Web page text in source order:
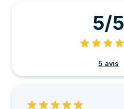
5/5
5 avis